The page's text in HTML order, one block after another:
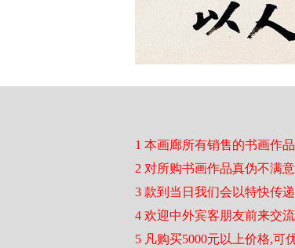
1 本画廊所有销售的书画作品
2 对所购书画作品真伪不满
3 款到当日我们会以特快传
4 欢迎中外宾客朋友前来交流
5 凡购买5000元以上价格,可